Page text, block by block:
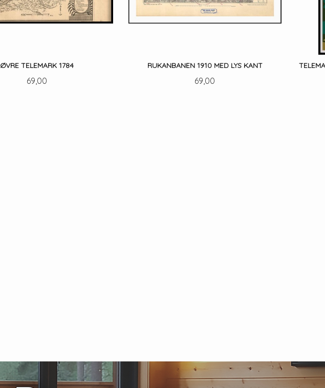
ØVRE TELEMARK 1784
Pris
69,00
RUKANBANEN 1910 MED LYS KANT
Pris
69,00